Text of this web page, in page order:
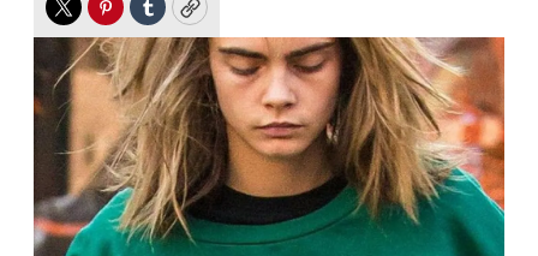
TwitterPinterest
TumblrCopy